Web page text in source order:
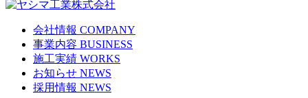
会社情報 COMPANY
事業内容 BUSINESS
施工実績 WORKS
お知らせ NEWS
採用情報 NEWS